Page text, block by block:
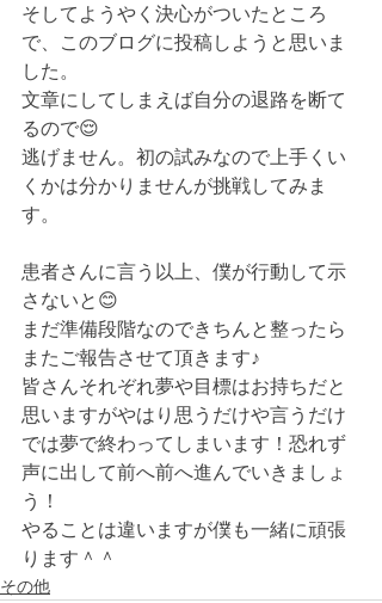
そしてようやく決心がついたところ
で、このブログに投稿しようと思いま
した。
文章にしてしまえば自分の退路を断て
るので😌
逃げません。初の試みなので上手くい
くかは分かりませんが挑戦してみま
す。
患者さんに言う以上、僕が行動して示
さないと😊
まだ準備段階なのできちんと整ったら
またご報告させて頂きます♪
皆さんそれぞれ夢や目標はお持ちだと
思いますがやはり思うだけや言うだけ
では夢で終わってしまいます！恐れず
声に出して前へ前へ進んでいきましょ
う！
やることは違いますが僕も一緒に頑張
ります＾＾
その他